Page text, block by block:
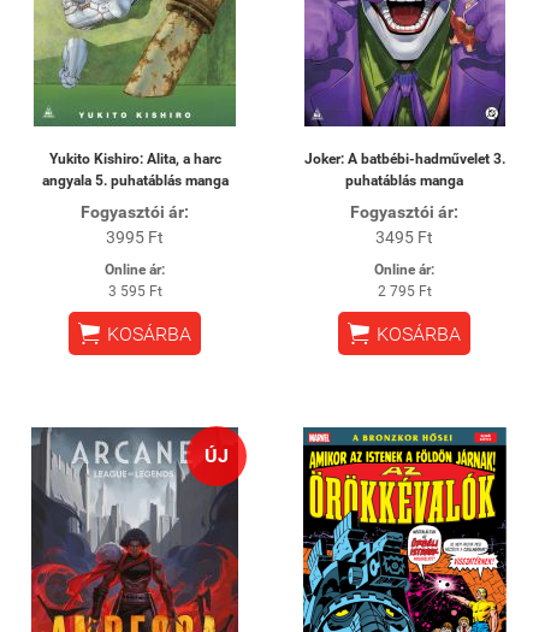
Yukito Kishiro: Alita, a harc
angyala 5. puhatáblás manga
Fogyasztói ár:
3995 Ft
Online ár:
3 595 Ft
 KOSÁRBA
Joker: A batbébi-hadművelet 3.
puhatáblás manga
Fogyasztói ár:
3495 Ft
Online ár:
2 795 Ft
 KOSÁRBA
ÚJ